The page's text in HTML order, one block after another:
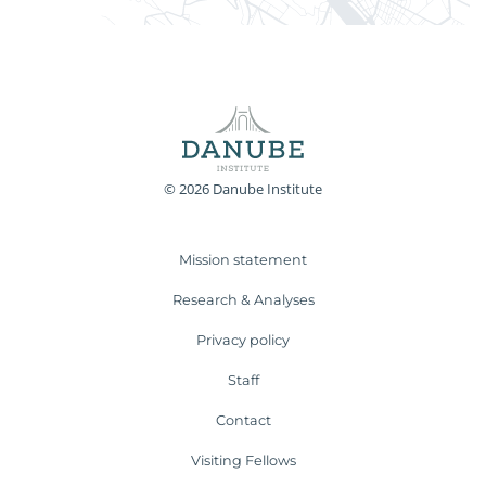
© 2026 Danube Institute
Mission statement
Research & Analyses
Privacy policy
Staff
Contact
Visiting Fellows